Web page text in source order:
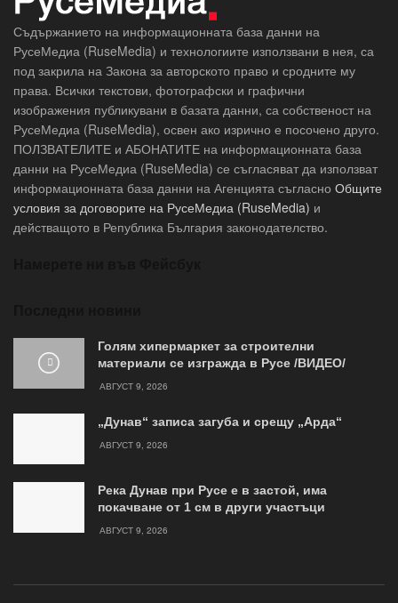
Съдържанието на информационната база данни на
РусеМедиа (RuseMedia) и технологиите използвани в нея, са
под закрила на Закона за авторското право и сродните му
права. Всички текстови, фотографски и графични
изображения публикувани в базата данни, са собственост на
РусеМедиа (RuseMedia), освен ако изрично е посочено друго.
ПОЛЗВАТЕЛИТЕ и АБОНАТИТЕ на информационната база
данни на РусеМедиа (RuseMedia) се съгласяват да използват
информационната база данни на Агенцията съгласно Общите
условия за договорите на РусеМедиа (RuseMedia) и
действащото в Република България законодателство.
Голям хипермаркет за строителни
материали се изгражда в Русе /ВИДЕО/
АВГУСТ 9, 2026
„Дунав“ записа загуба и срещу „Арда“
АВГУСТ 9, 2026
Река Дунав при Русе е в застой, има
покачване от 1 см в други участъци
АВГУСТ 9, 2026